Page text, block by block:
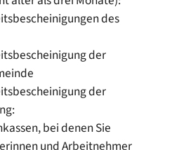
des
der
der
bei denen Sie
und Arbeitnehmer